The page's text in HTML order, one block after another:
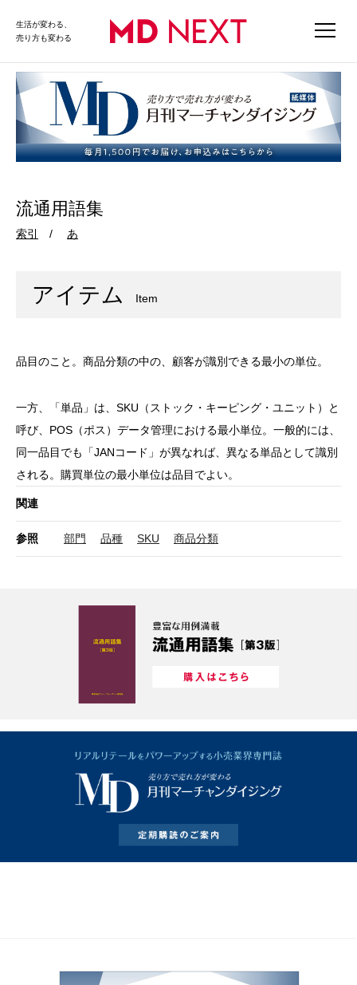
生活が変わる、
売り方も変わる
流通用語集
索引 あ
アイテム Item
品目のこと。商品分類の中の、顧客が識別できる最小の単位。
一方、「単品」は、SKU（ストック・キーピング・ユニット）と
呼び、POS（ポス）データ管理における最小単位。一般的には、
同一品目でも「JANコード」が異なれば、異なる単品として識別
される。購買単位の最小単位は品目でよい。
関連
参照 部門 品種 SKU 商品分類